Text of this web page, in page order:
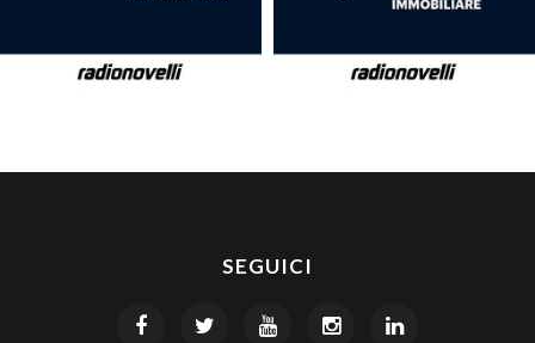
SEGUICI